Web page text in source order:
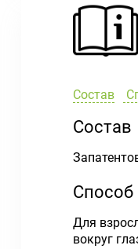
Состав
Состав
Для
вокруг